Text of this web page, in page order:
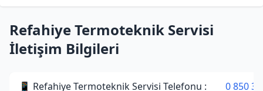
Refahiye Termoteknik Servisi
İletişim Bilgileri
📱 Refahiye Termoteknik Servisi Telefonu : 0 850